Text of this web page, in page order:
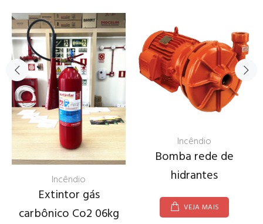
Incêndio
Extintor gás
carbônico Co2 06kg
Incêndio
Bomba rede de
hidrantes
VEJA MAIS